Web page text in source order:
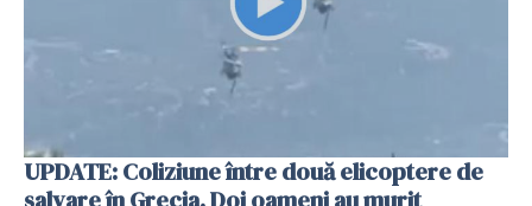
UPDATE: Coliziune între două elicoptere de